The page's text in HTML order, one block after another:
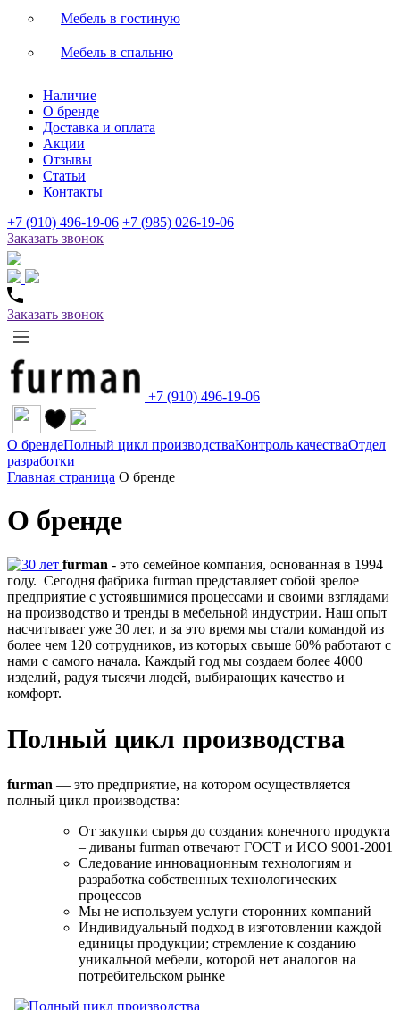
Мебель в гостиную
Мебель в спальню
Наличие
О бренде
Доставка и оплата
Акции
Отзывы
Статьи
Контакты
+7 (910) 496-19-06 +7 (985) 026-19-06
Заказать звонок
Заказать звонок
+7 (910) 496-19-06
О брендеПолный цикл производстваКонтроль качестваОтдел
разработки
Главная страница О бренде
О бренде
furman - это семейное компания, основанная в 1994
году. Сегодня фабрика furman представляет собой зрелое
предприятие с устоявшимися процессами и своими взглядами
на производство и тренды в мебельной индустрии. Наш опыт
насчитывает уже 30 лет, и за это время мы стали командой из
более чем 120 сотрудников, из которых свыше 60% работают с
нами с самого начала. Каждый год мы создаем более 4000
изделий, радуя тысячи людей, выбирающих качество и
комфорт.
Полный цикл производства
furman — это предприятие, на котором осуществляется
полный цикл производства:
От закупки сырья до создания конечного продукта
– диваны furman отвечают ГОСТ и ИСО 9001-2001
Следование инновационным технологиям и
разработка собственных технологических
процессов
Мы не используем услуги сторонних компаний
Индивидуальный подход в изготовлении каждой
единицы продукции; стремление к созданию
уникальной мебели, которой нет аналогов на
потребительском рынке